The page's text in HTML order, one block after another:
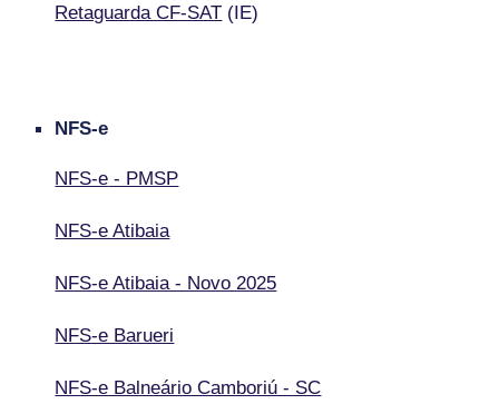
Retaguarda CF-SAT (IE)
NFS-e
NFS-e - PMSP
NFS-e Atibaia
NFS-e Atibaia - Novo 2025
NFS-e Barueri
NFS-e Balneário Camboriú - SC